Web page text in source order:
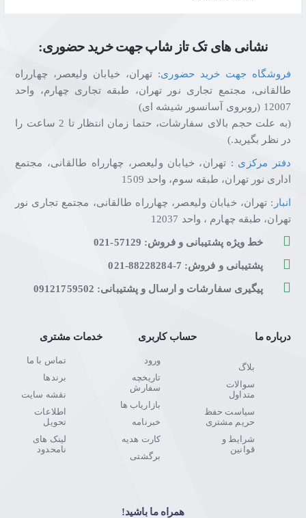
نشانی های تک تاز شاپ جهت خرید حضوری:
فروشگاه جهت خرید حضوری: تهران، خیابان ولیعصر، چهارراه
طالقانی، مجتمع تجاری نور تهران، طبقه تجاری چهارم، واحد
12007 (روبروی آسانسور شیشه ای)
(به علت حجم بالای سفارشات، حتما زمان انتظار تا 2 ساعت را
در نظر بگیرید.)
دفتر مرکزی : تهران، خیابان ولیعصر، چهارراه طالقانی، مجتمع
اداری نور تهران، طبقه سوم، واحد 1509
انبار : تهران، خیابان ولیعصر، چهارراه طالقانی، مجتمع تجاری نور
تهران، طبقه چهارم ، واحد 12037
خط ویژه پشتیبانی و فروش: 57129-021
پشتیبانی و فروش: 7-88228284-021
پیگیری سفارشات و ارسال و پشتیبانی: 09121759502
درباره ما
بلاگ
سوالات
متداول
سیاست حفظ
حریم مشتری
شرایط و
قوانین
حساب کاربری
ورود
تاریخچه
سفارش
بازاریاب ها
خبرنامه
کارت هدیه
برگشتی
خدمات مشتری
تماس با ما
برندها
نقشه سایت
اطلاعات
تحویل
لینک های
نامحدود
همراه ما باشید!